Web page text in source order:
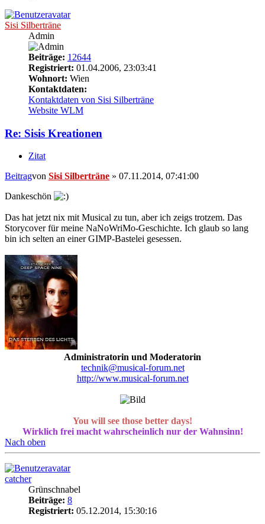
Sisi Silberträne
Admin
Beiträge: 12644
Registriert: 01.04.2006, 23:03:41
Wohnort: Wien
Kontaktdaten:
Kontaktdaten von Sisi Silberträne
Website WLM
Re: Sisis Kreationen
Zitat
Beitragvon Sisi Silberträne » 07.11.2014, 07:41:00
Dankeschön
Das hat jetzt nix mit Musical zu tun, aber ich zeigs trotzem. Das
Storycover für meine NaNoWriMo-Geschichte. Ich glaub so lang
bin ich selten an einer GIMP-Bastelei gesessen.
Administratorin und Moderatorin
technik@musical-forum.net
http://www.musical-forum.net
You will see those better days!
Wirklich frei macht wahrscheinlich nur der Wahnsinn!
Nach oben
catcher
Grünschnabel
Beiträge: 8
Registriert: 05.12.2014, 15:30:16